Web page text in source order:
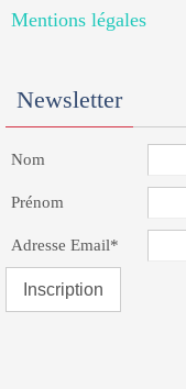
Mentions légales
Newsletter
Nom
Prénom
Adresse Email*